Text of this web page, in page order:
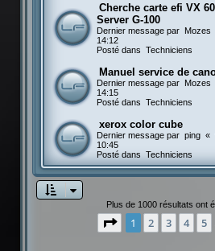
Cherche carte efi VX
Server G-100
Dernier message par Mozes
14:12
Posté dans Techniciens
Manuel service de
Dernier message par Mozes
14:15
Posté dans Techniciens
xerox color cube
Dernier message par ping «
10:45
Posté dans Techniciens
Plus de 1000 résultats ont
Page 1sur20
1 2 3 4 5